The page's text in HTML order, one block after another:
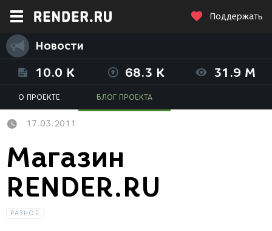
Поддержать
Новости
10.0 K 68.3 K 31.9 M
О ПРОЕКТЕ БЛОГ ПРОЕКТА
17.03.2011
Магазин
RENDER.RU
РАЗНОЕ